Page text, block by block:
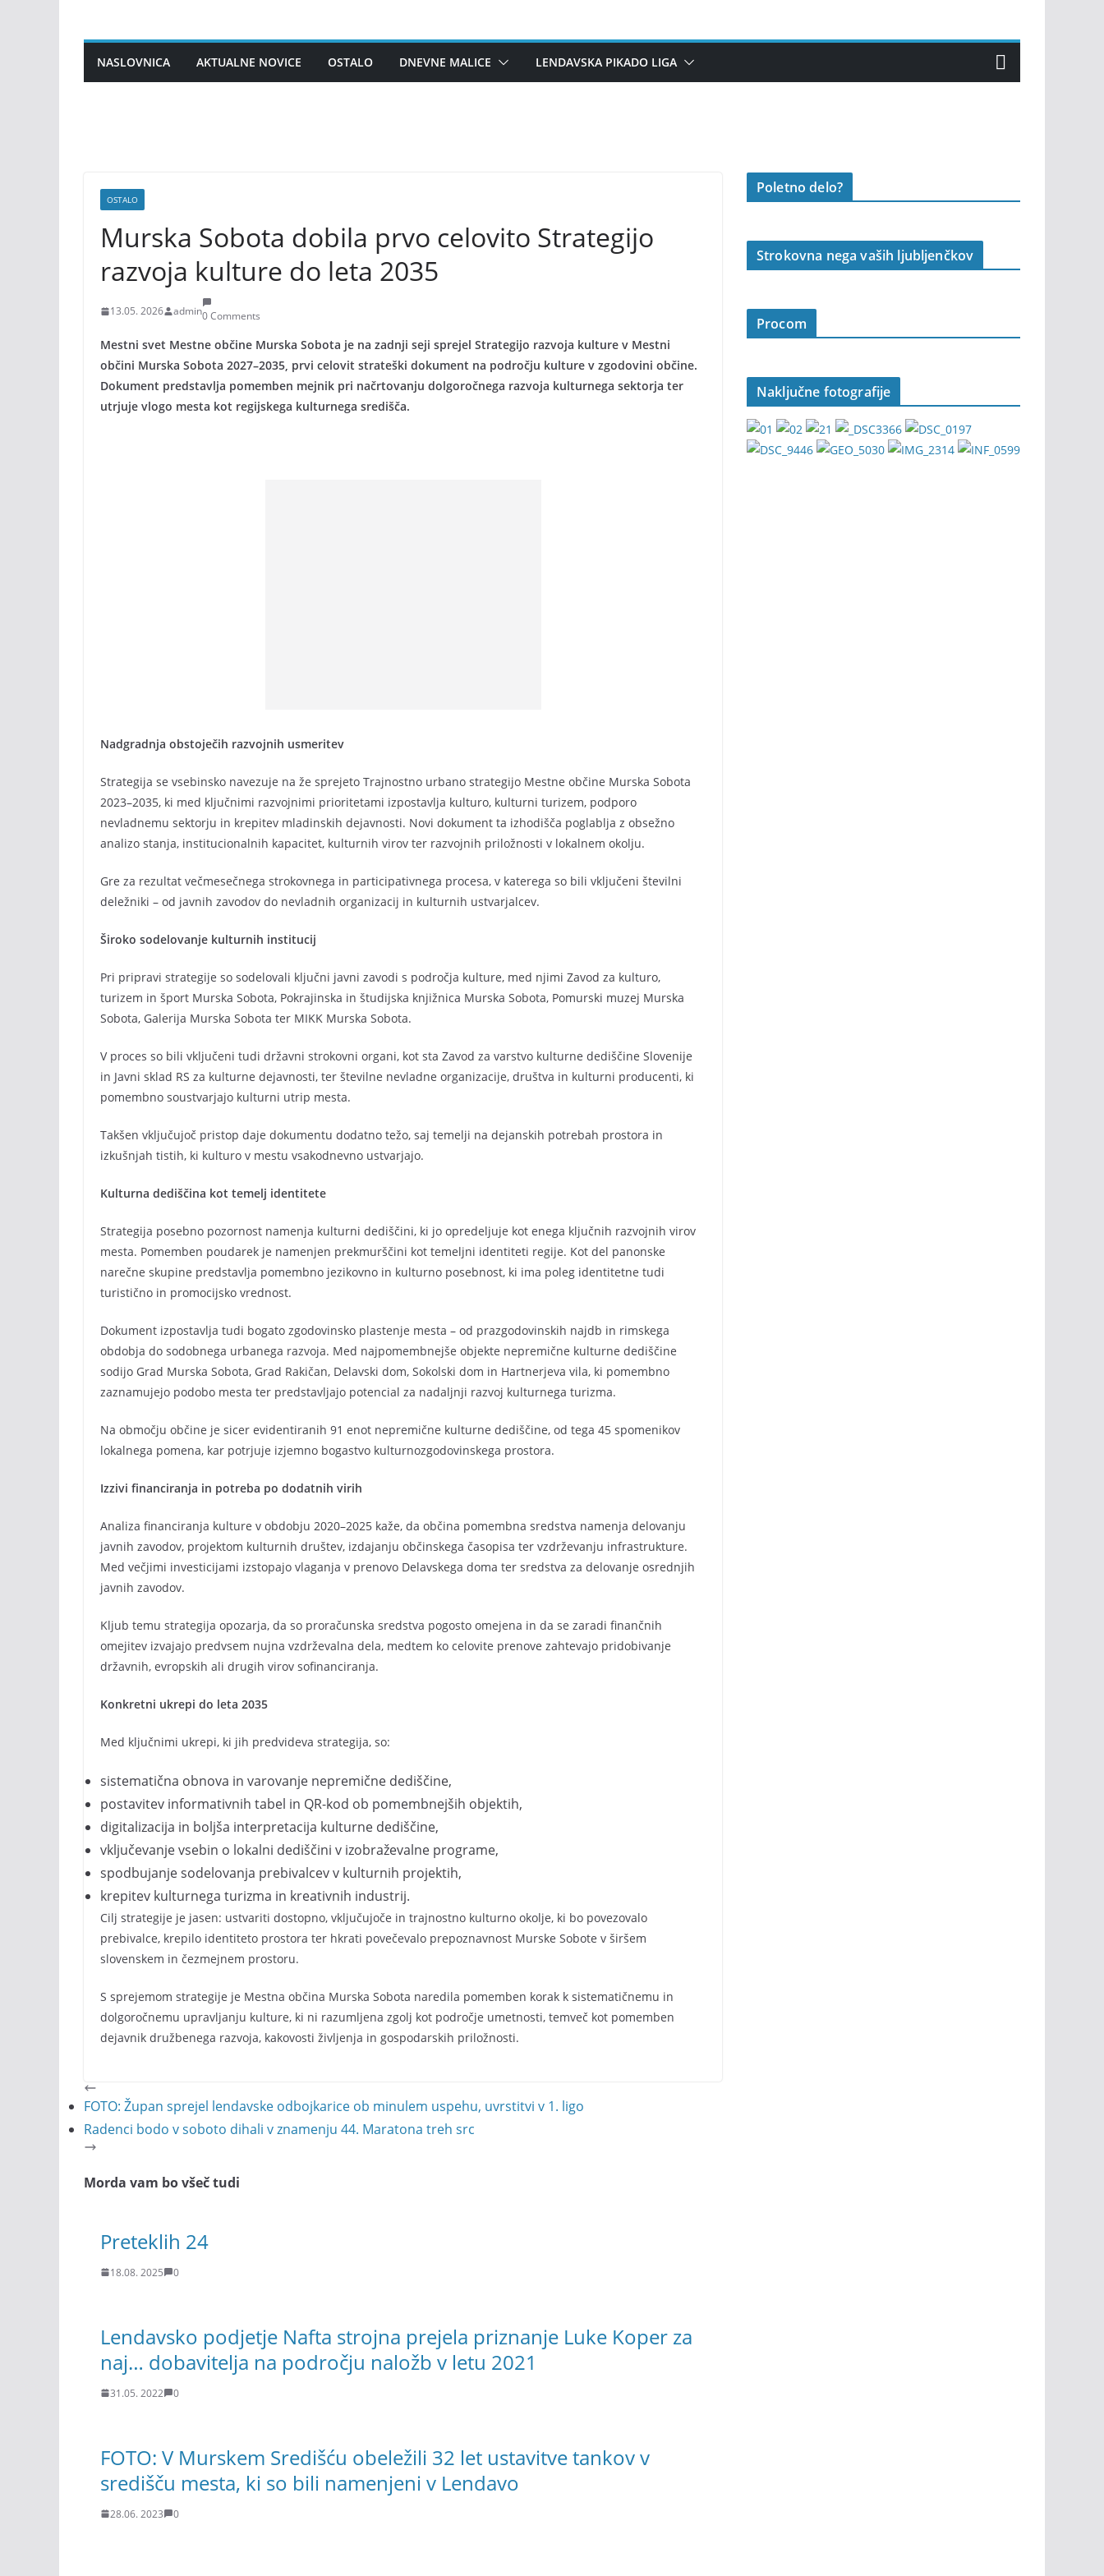
contentNASLOVNICA AKTUALNE NOVICE OSTALO DNEVNE MALICE LENDAVSKA PIKADO LIGA
OSTALO
Murska Sobota dobila prvo celovito Strategijo
razvoja kulture do leta 2035
13.05. 2026 admin0 Comments
Mestni svet Mestne občine Murska Sobota je na zadnji seji sprejel Strategijo razvoja kulture v Mestni
občini Murska Sobota 2027–2035, prvi celovit strateški dokument na področju kulture v zgodovini občine.
Dokument predstavlja pomemben mejnik pri načrtovanju dolgoročnega razvoja kulturnega sektorja ter
utrjuje vlogo mesta kot regijskega kulturnega središča.
Nadgradnja obstoječih razvojnih usmeritev
Strategija se vsebinsko navezuje na že sprejeto Trajnostno urbano strategijo Mestne občine Murska Sobota
2023–2035, ki med ključnimi razvojnimi prioritetami izpostavlja kulturo, kulturni turizem, podporo
nevladnemu sektorju in krepitev mladinskih dejavnosti. Novi dokument ta izhodišča poglablja z obsežno
analizo stanja, institucionalnih kapacitet, kulturnih virov ter razvojnih priložnosti v lokalnem okolju.
Gre za rezultat večmesečnega strokovnega in participativnega procesa, v katerega so bili vključeni številni
deležniki – od javnih zavodov do nevladnih organizacij in kulturnih ustvarjalcev.
Široko sodelovanje kulturnih institucij
Pri pripravi strategije so sodelovali ključni javni zavodi s področja kulture, med njimi Zavod za kulturo,
turizem in šport Murska Sobota, Pokrajinska in študijska knjižnica Murska Sobota, Pomurski muzej Murska
Sobota, Galerija Murska Sobota ter MIKK Murska Sobota.
V proces so bili vključeni tudi državni strokovni organi, kot sta Zavod za varstvo kulturne dediščine Slovenije
in Javni sklad RS za kulturne dejavnosti, ter številne nevladne organizacije, društva in kulturni producenti, ki
pomembno soustvarjajo kulturni utrip mesta.
Takšen vključujoč pristop daje dokumentu dodatno težo, saj temelji na dejanskih potrebah prostora in
izkušnjah tistih, ki kulturo v mestu vsakodnevno ustvarjajo.
Kulturna dediščina kot temelj identitete
Strategija posebno pozornost namenja kulturni dediščini, ki jo opredeljuje kot enega ključnih razvojnih virov
mesta. Pomemben poudarek je namenjen prekmurščini kot temeljni identiteti regije. Kot del panonske
narečne skupine predstavlja pomembno jezikovno in kulturno posebnost, ki ima poleg identitetne tudi
turistično in promocijsko vrednost.
Dokument izpostavlja tudi bogato zgodovinsko plastenje mesta – od prazgodovinskih najdb in rimskega
obdobja do sodobnega urbanega razvoja. Med najpomembnejše objekte nepremične kulturne dediščine
sodijo Grad Murska Sobota, Grad Rakičan, Delavski dom, Sokolski dom in Hartnerjeva vila, ki pomembno
zaznamujejo podobo mesta ter predstavljajo potencial za nadaljnji razvoj kulturnega turizma.
Na območju občine je sicer evidentiranih 91 enot nepremične kulturne dediščine, od tega 45 spomenikov
lokalnega pomena, kar potrjuje izjemno bogastvo kulturnozgodovinskega prostora.
Izzivi financiranja in potreba po dodatnih virih
Analiza financiranja kulture v obdobju 2020–2025 kaže, da občina pomembna sredstva namenja delovanju
javnih zavodov, projektom kulturnih društev, izdajanju občinskega časopisa ter vzdrževanju infrastrukture.
Med večjimi investicijami izstopajo vlaganja v prenovo Delavskega doma ter sredstva za delovanje osrednjih
javnih zavodov.
Kljub temu strategija opozarja, da so proračunska sredstva pogosto omejena in da se zaradi finančnih
omejitev izvajajo predvsem nujna vzdrževalna dela, medtem ko celovite prenove zahtevajo pridobivanje
državnih, evropskih ali drugih virov sofinanciranja.
Konkretni ukrepi do leta 2035
Med ključnimi ukrepi, ki jih predvideva strategija, so:
sistematična obnova in varovanje nepremične dediščine,
postavitev informativnih tabel in QR-kod ob pomembnejših objektih,
digitalizacija in boljša interpretacija kulturne dediščine,
vključevanje vsebin o lokalni dediščini v izobraževalne programe,
spodbujanje sodelovanja prebivalcev v kulturnih projektih,
krepitev kulturnega turizma in kreativnih industrij.
Cilj strategije je jasen: ustvariti dostopno, vključujoče in trajnostno kulturno okolje, ki bo povezovalo
prebivalce, krepilo identiteto prostora ter hkrati povečevalo prepoznavnost Murske Sobote v širšem
slovenskem in čezmejnem prostoru.
S sprejemom strategije je Mestna občina Murska Sobota naredila pomemben korak k sistematičnemu in
dolgoročnemu upravljanju kulture, ki ni razumljena zgolj kot področje umetnosti, temveč kot pomemben
dejavnik družbenega razvoja, kakovosti življenja in gospodarskih priložnosti.
FOTO: Župan sprejel lendavske odbojkarice ob minulem uspehu, uvrstitvi v 1. ligo
Radenci bodo v soboto dihali v znamenju 44. Maratona treh src
Morda vam bo všeč tudi
Preteklih 24
18.08. 2025 0
Lendavsko podjetje Nafta strojna prejela priznanje Luke Koper za
naj… dobavitelja na področju naložb v letu 2021
31.05. 2022 0
FOTO: V Murskem Središću obeležili 32 let ustavitve tankov v
središču mesta, ki so bili namenjeni v Lendavo
28.06. 2023 0
Poletno delo?
Strokovna nega vaših ljubljenčkov
Procom
Naključne fotografije